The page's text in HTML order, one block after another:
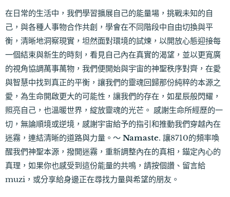
在日常的生活中，我們學習擴展自己的能量場，挑戰未知的自
己，與各種人事物合作共創，學會在不同階段中自由切換與平
衡，清晰地洞察現實，坦然面對環境的試煉，以開放心態迎接每
一個結束與新生的時刻，看見自己內在真實的渴望，並以更寬廣
的視角協調萬事萬物，我們便開始與宇宙的神聖秩序對齊，在愛
與智慧中找到真正的平衡，讓我們的靈魂回歸那份純粹的本源之
愛，為生命開啟更大的可能性，讓我們的存在，如星辰般閃耀，
照亮自己，也溫暖世界，綻放靈魂的光芒。 感謝生命所經歷的一
切，無論順境或逆境，感謝宇宙給予的指引和推動我們穿越內在
迷霧，連結清晰的道路與力量。～ Namaste. 讓8710的頻率喚
醒我們神聖本源，撥開迷霧，重新調整內在的真相，錨定內心的
真理，如果你也感受到這份能量的共鳴，請按個讚、留言給
muzi，或分享給身邊正在尋找力量與希望的朋友。